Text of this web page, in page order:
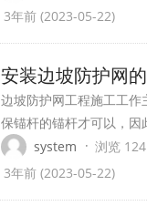
在我们的日常生活中，虽
对于护栏的保护，但保护
但为了保护栅栏，但为了
了保护栅栏。我...
3年前 (2023-05-22)
安装边坡防护网
边坡防护网工程施工工作
保锚杆的锚杆才可以，因
岩或牢固岩土的方位，就
的钻凿，而对无法立即成
system · 浏览
3年前 (2023-05-22)